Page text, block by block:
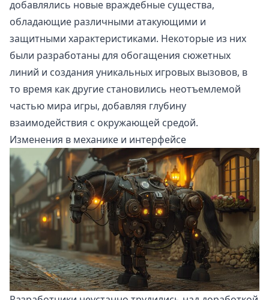
добавлялись новые враждебные существа,
обладающие различными атакующими и
защитными характеристиками. Некоторые из них
были разработаны для обогащения сюжетных
линий и создания уникальных игровых вызовов, в
то время как другие становились неотъемлемой
частью мира игры, добавляя глубину
взаимодействия с окружающей средой.
Изменения в механике и интерфейсе